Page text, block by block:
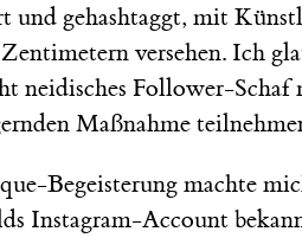
und gehashtaggt, mit
versehen. Ich
neidisches Follower-
Maßnahme
Begeisterung machte
Instagram-Account